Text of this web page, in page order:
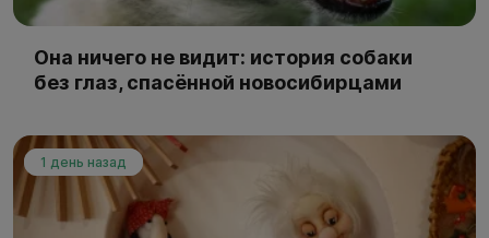
Она ничего не видит: история собаки
без глаз, спасённой новосибирцами
1 день назад